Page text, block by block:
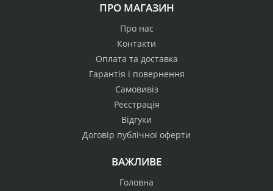
ПРО МАГАЗИН
Про нас
Контакти
Оплата та доставка
Гарантія і повернення
Самовивіз
Реєстрація
Відгуки
Договір публічної оферти
ВАЖЛИВЕ
Головна